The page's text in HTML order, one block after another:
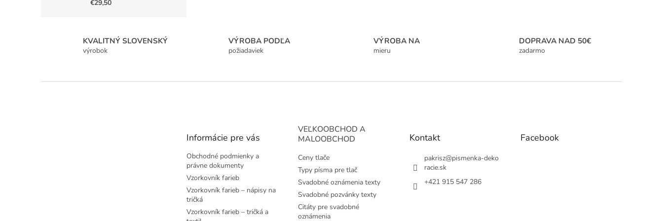
€29,50
KVALITNÝ SLOVENSKÝ
výrobok
VÝROBA PODĽA
požiadaviek
VÝROBA NA
mieru
DOPRAVA NAD 50€
zadarmo
Informácie pre vás
Obchodné podmienky a
právne dokumenty
Vzorkovník farieb
Vzorkovník farieb – nápisy na
tričká
Vzorkovník farieb – tričká a
VEĽKOOBCHOD A
MALOOBCHOD
Ceny tlače
Typy písma pre tlač
Svadobné oznámenia texty
Svadobné pozvánky texty
Citáty pre svadobné
oznámenia
Kontakt
pakrisz@pismenka-deko
racie.sk
+421 915 547 286
Facebook